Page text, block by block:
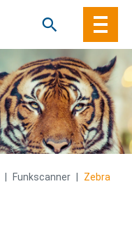
Funkscanner
Zebra